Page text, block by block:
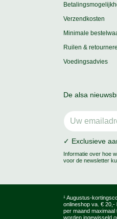
Verzendkosten
Minimale
Ruilen &
Voedingsadvies
De alsa
✓ Exclusieve
Informatie over hoe
voor de newsletter
¹ Augustus-
onlineshop va. € 20,-
per maand
worden ingewisseld